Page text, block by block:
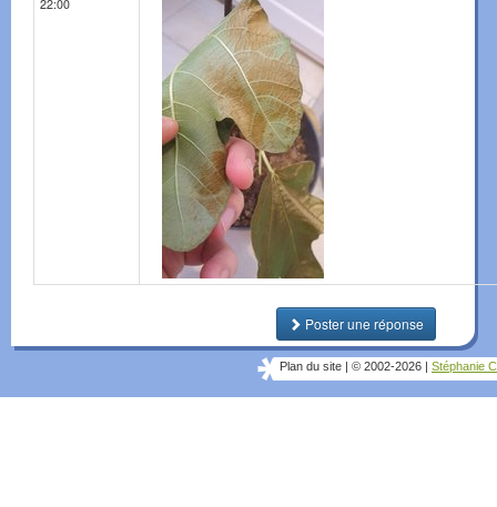
22:00
Poster une réponse
Plan du site © 2002-2026 Stéphanie C